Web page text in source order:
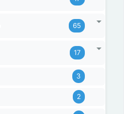
65
17
3
2